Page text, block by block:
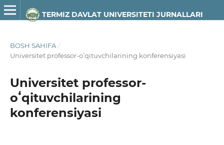
TERMIZ DAVLAT UNIVERSITETI JURNALLARI
BOSH SAHIFA /
Universitet professor-oʻqituvchilarining konferensiyasi
Universitet professor-
oʻqituvchilarining
konferensiyasi